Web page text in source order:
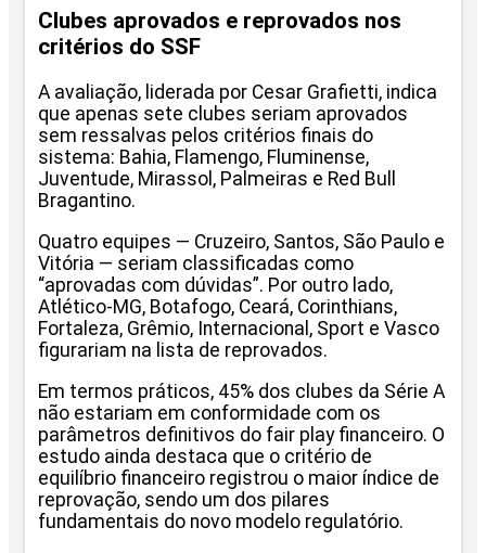
Clubes aprovados e reprovados nos
critérios do SSF
A avaliação, liderada por Cesar Grafietti, indica
que apenas sete clubes seriam aprovados
sem ressalvas pelos critérios finais do
sistema: Bahia, Flamengo, Fluminense,
Juventude, Mirassol, Palmeiras e Red Bull
Bragantino.
Quatro equipes — Cruzeiro, Santos, São Paulo e
Vitória — seriam classificadas como
“aprovadas com dúvidas”. Por outro lado,
Atlético-MG, Botafogo, Ceará, Corinthians,
Fortaleza, Grêmio, Internacional, Sport e Vasco
figurariam na lista de reprovados.
Em termos práticos, 45% dos clubes da Série A
não estariam em conformidade com os
parâmetros definitivos do fair play financeiro. O
estudo ainda destaca que o critério de
equilíbrio financeiro registrou o maior índice de
reprovação, sendo um dos pilares
fundamentais do novo modelo regulatório.